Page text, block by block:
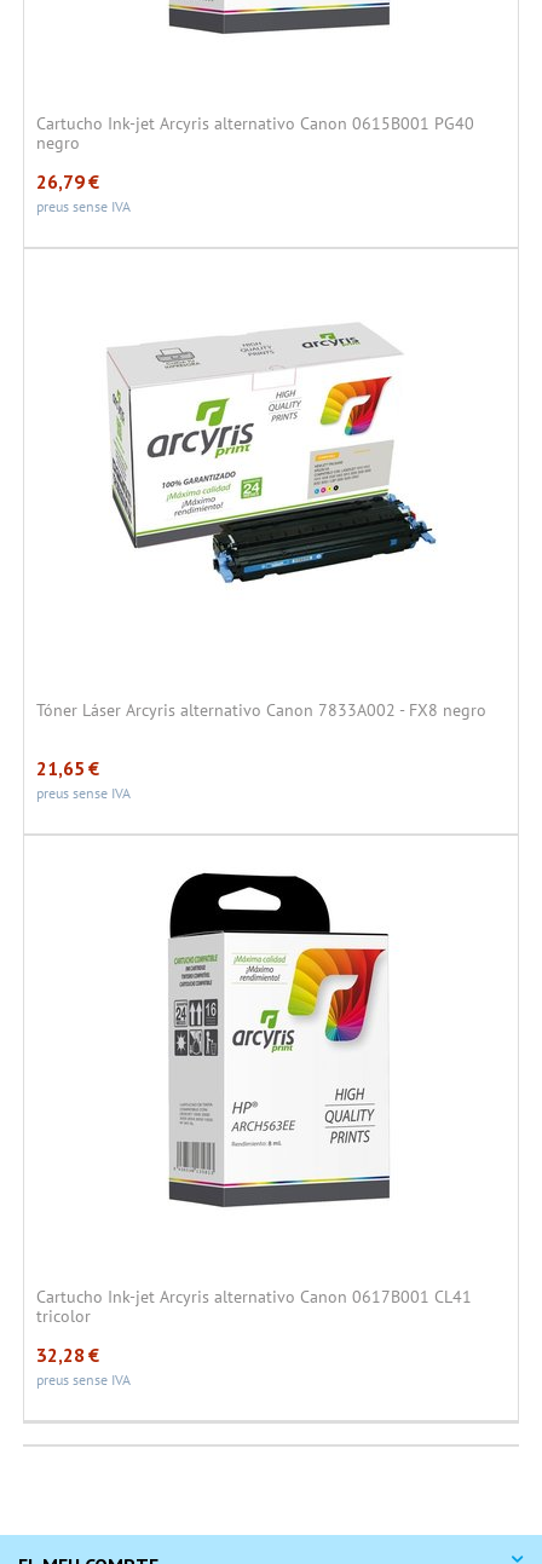
Cartucho Ink-jet Arcyris alternativo Canon 0615B001 PG40
negro
26,79€
preus sense IVA
Tóner Láser Arcyris alternativo Canon 7833A002 - FX8 negro
21,65 €
preus sense IVA
Cartucho Ink-jet Arcyris alternativo Canon 0617B001 CL41
tricolor
32,28 €
preus sense IVA